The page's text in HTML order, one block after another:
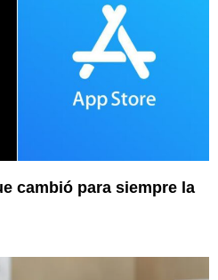
cambió para siempre la